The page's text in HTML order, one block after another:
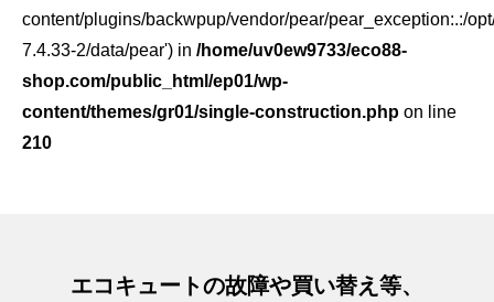
content/plugins/backwpup/vendor/pear/pear_exception:.:/
7.4.33-2/data/pear') in /home/uv0ew9733/eco88-
shop.com/public_html/ep01/wp-
content/themes/gr01/single-construction.php on line
210
エコキュートの故障や買い替え等、